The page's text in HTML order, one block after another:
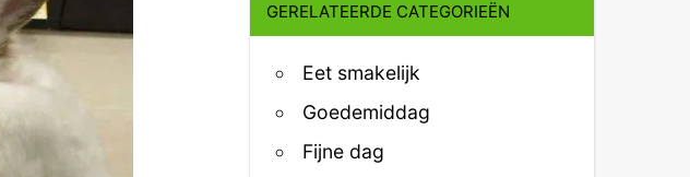
GERELATEERDE CATEGORIEËN
Eet smakelijk
Goedemiddag
Fijne dag